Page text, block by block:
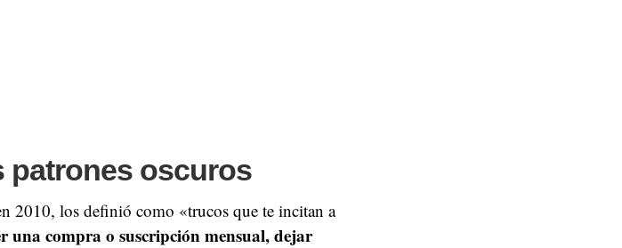
patrones oscuros
2010, los definió como «trucos que te incitan a
una compra o suscripción mensual, dejar